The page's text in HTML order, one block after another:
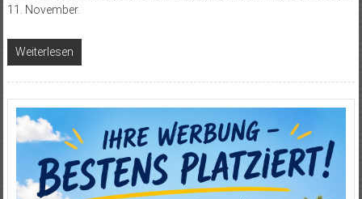
11. November.
Weiterlesen